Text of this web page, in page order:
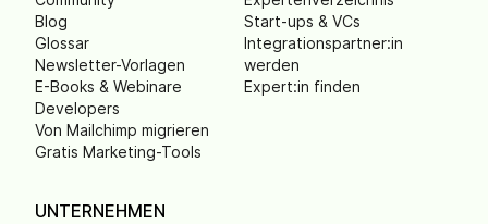
Blog
Glossar
Newsletter-Vorlagen
E-Books & Webinare
Developers
Von Mailchimp migrieren
Gratis Marketing-Tools
Start-ups & VCs
Integrationspartner:in
werden
Expert:in finden
UNTERNEHMEN